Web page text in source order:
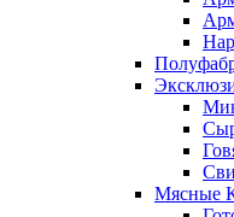
Мясные